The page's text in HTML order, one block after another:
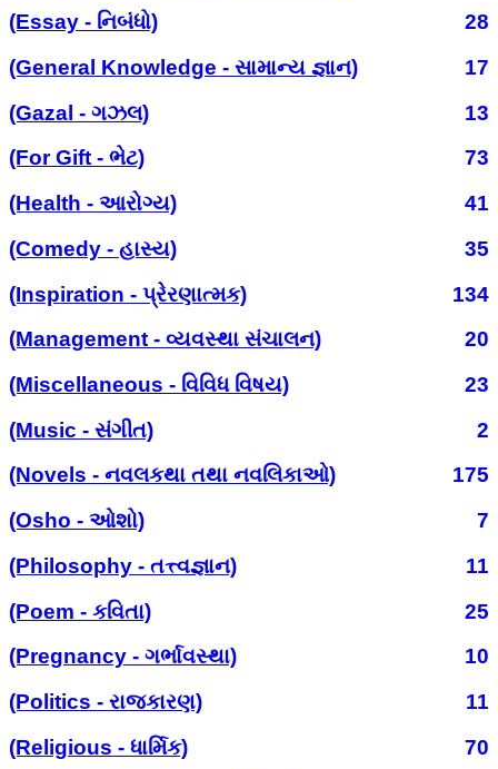
(Essay - નિબંધો)
28
(General Knowledge - સામાન્ય જ્ઞાન)
17
(Gazal - ગઝલ)
13
(For Gift - ભેટ)
73
(Health - આરોગ્ય)
41
(Comedy - હાસ્ય)
35
(Inspiration - પ્રેરણાત્મક)
134
(Management - વ્યવસ્થા સંચાલન)
20
(Miscellaneous - વિવિધ વિષય)
23
(Music - સંગીત)
2
(Novels - નવલકથા તથા નવલિકાઓ)
175
(Osho - ઓશો)
7
(Philosophy - તત્ત્વજ્ઞાન)
11
(Poem - કવિતા)
25
(Pregnancy - ગર્ભાવસ્થા)
10
(Politics - રાજકારણ)
11
(Religious - ધાર્મિક)
70